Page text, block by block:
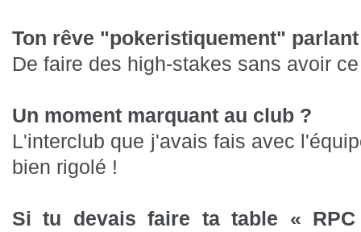
Ton rêve "pokeristiquement"
De faire des high-stakes sans avoir
Un moment marquant au club ?
L'interclub que j'avais fais avec
bien rigolé !
Si tu devais faire ta table «